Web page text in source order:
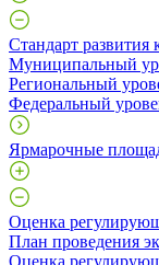
Стандарт развития
Муниципальный
Региональный
Федеральный
Ярмарочные
Оценка
План проведения
Оценка